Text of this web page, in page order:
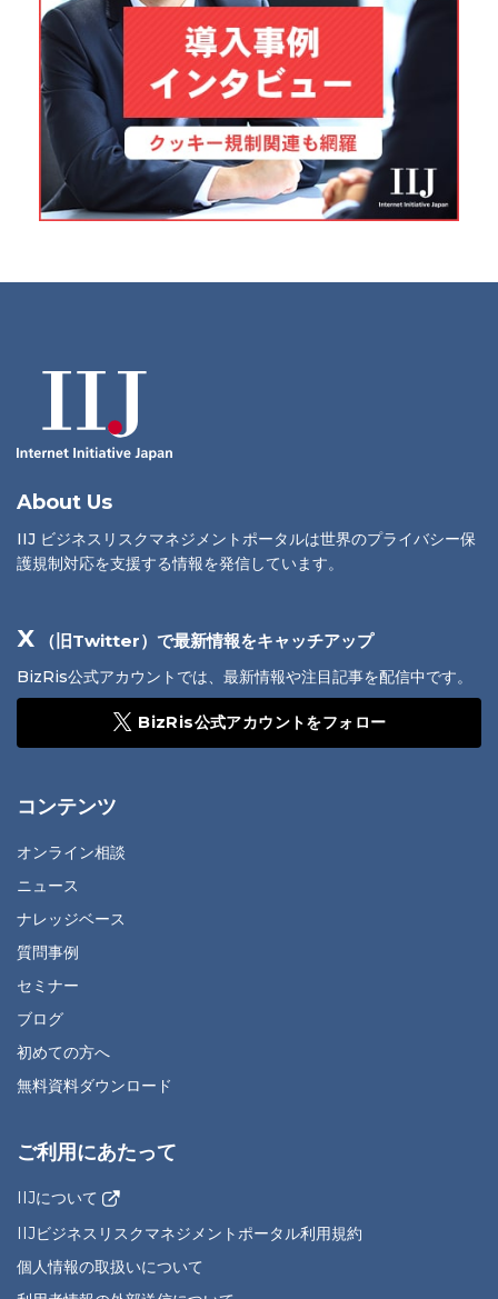
About Us
IIJ ビジネスリスクマネジメントポータルは世界のプライバシー保
護規制対応を支援する情報を発信しています。
X （旧Twitter）で最新情報をキャッチアップ
BizRis公式アカウントでは、最新情報や注目記事を配信中です。
BizRis公式アカウントをフォロー
コンテンツ
オンライン相談
ニュース
ナレッジベース
質問事例
セミナー
ブログ
初めての方へ
無料資料ダウンロード
ご利用にあたって
IIJについて
IIJビジネスリスクマネジメントポータル利用規約
個人情報の取扱いについて